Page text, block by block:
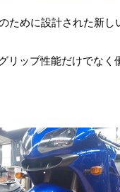
ために設計された新し
ップ性能だけでなく